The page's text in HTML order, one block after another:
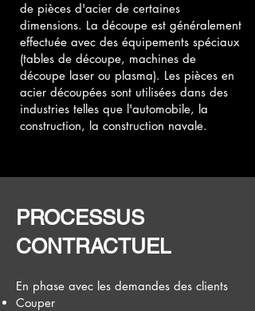
de pièces d'acier de certaines
dimensions. La découpe est généralement
effectuée avec des équipements spéciaux
(tables de découpe, machines de
découpe laser ou plasma). Les pièces en
acier découpées sont utilisées dans des
industries telles que l'automobile, la
construction, la construction navale.
PROCESSUS
CONTRACTUEL
En phase avec les demandes des clients
Couper